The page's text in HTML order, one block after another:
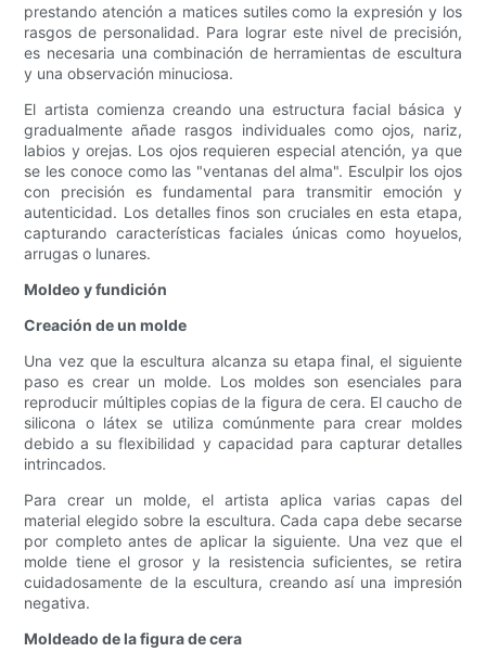
prestando atención a matices sutiles como la expresión y los
rasgos de personalidad. Para lograr este nivel de precisión,
es necesaria una combinación de herramientas de escultura
y una observación minuciosa.
El artista comienza creando una estructura facial básica y
gradualmente añade rasgos individuales como ojos, nariz,
labios y orejas. Los ojos requieren especial atención, ya que
se les conoce como las "ventanas del alma". Esculpir los ojos
con precisión es fundamental para transmitir emoción y
autenticidad. Los detalles finos son cruciales en esta etapa,
capturando características faciales únicas como hoyuelos,
arrugas o lunares.
Moldeo y fundición
Creación de un molde
Una vez que la escultura alcanza su etapa final, el siguiente
paso es crear un molde. Los moldes son esenciales para
reproducir múltiples copias de la figura de cera. El caucho de
silicona o látex se utiliza comúnmente para crear moldes
debido a su flexibilidad y capacidad para capturar detalles
intrincados.
Para crear un molde, el artista aplica varias capas del
material elegido sobre la escultura. Cada capa debe secarse
por completo antes de aplicar la siguiente. Una vez que el
molde tiene el grosor y la resistencia suficientes, se retira
cuidadosamente de la escultura, creando así una impresión
negativa.
Moldeado de la figura de cera